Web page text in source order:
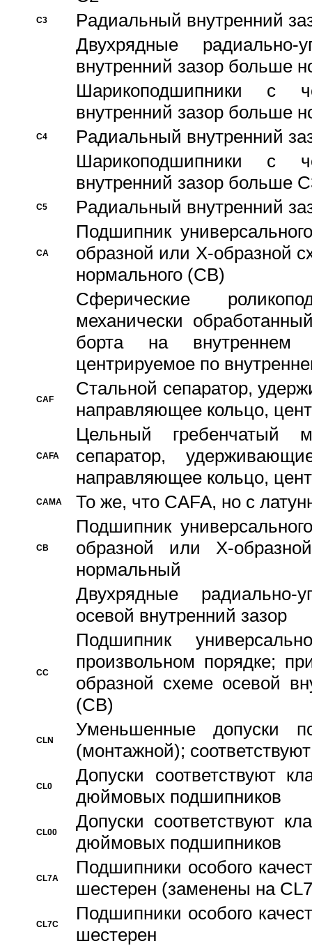
C3
Pадиальный внутренний
Двухрядные радиально-
внутренний зазор больше
Шарикоподшипники с
внутренний зазор больше
C4
Pадиальный внутренний
Шарикоподшипники с
внутренний зазор больше
C5 Pадиальный внутренний
CA
Подшипник
образной или Х-образной
нормального (CB)
Сферические
механически
борта на внутреннем
центрируемое по
CAF
Стальной сепаратор,
направляющее кольцо,
CAFA
Цельный гребенчатый
сепаратор,
направляющее кольцо,
CAMA То же, что CAFA, но с
CB
Подшипник
образной или Х-
нормальный
Двухрядные радиально-
осевой внутренний зазор
CC
Подшипник
произвольном порядке;
образной схеме осевой
(CB)
CLN
Уменьшенные
(монтажной);
CL0
Допуски соответствуют
дюймовых подшипников
CL00
Допуски соответствуют
дюймовых подшипников
CL7A
Подшипники особого
шестерен (заменены на
CL7C
Подшипники особого
шестерен